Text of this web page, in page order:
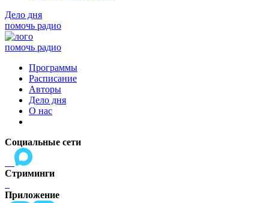
Дело дня
помочь радио
помочь радио
Программы
Расписание
Авторы
Дело дня
О нас
Социальные сети
Стриминги
Приложение